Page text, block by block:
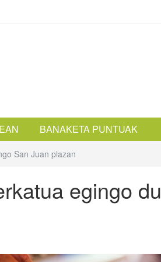
BANAKETA PUNTUAK
San Juan plazan
egingo du